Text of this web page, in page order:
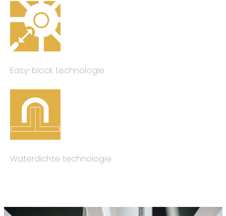
Easy-block technologie
Waterdichte technologie